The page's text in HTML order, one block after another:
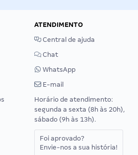
ATENDIMENTO
Central de ajuda
Chat
WhatsApp
E-mail
Horário de atendimento:
segunda a sexta (8h às 20h),
sábado (9h às 13h).
Foi aprovado?
Envie-nos a sua história!